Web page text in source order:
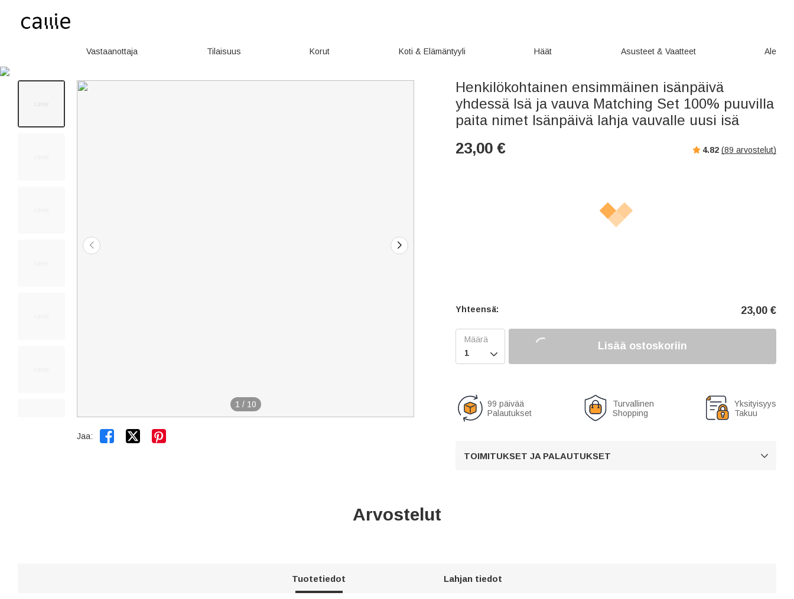
Vastaanottaja Tilaisuus Korut Koti & Elämäntyyli Häät Asusteet & Vaatteet Ale
1 / 10
Jaa:  
Henkilökohtainen ensimmäinen isänpäivä
yhdessä Isä ja vauva Matching Set 100% puuvilla
paita nimet Isänpäivä lahja vauvalle uusi isä
23,00 € 4.82 (89 arvostelut)
Yhteensä: 23,00 €

Lisää ostoskoriin
99 päivää
Palautukset
Turvallinen
Shopping
Yksityisyys
Takuu
TOIMITUKSET JA PALAUTUKSET 
Arvostelut
Tuotetiedot Lahjan tiedot